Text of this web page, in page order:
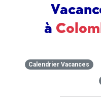
à
Calendrier Vacances